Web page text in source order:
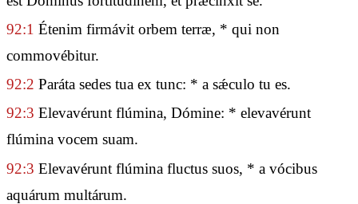
92:1 Étenim firmávit orbem terræ, * qui non
commovébitur.
92:2 Paráta sedes tua ex tunc: * a sǽculo tu es.
92:3 Elevavérunt flúmina, Dómine: * elevavérunt
flúmina vocem suam.
92:3 Elevavérunt flúmina fluctus suos, * a vócibus
aquárum multárum.